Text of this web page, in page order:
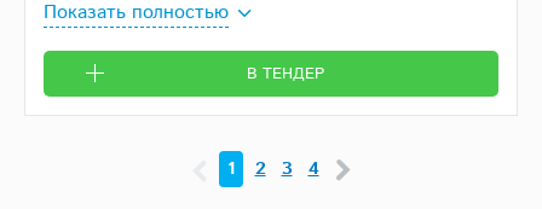
Показать полностью
В ТЕНДЕР
1 2 3 4